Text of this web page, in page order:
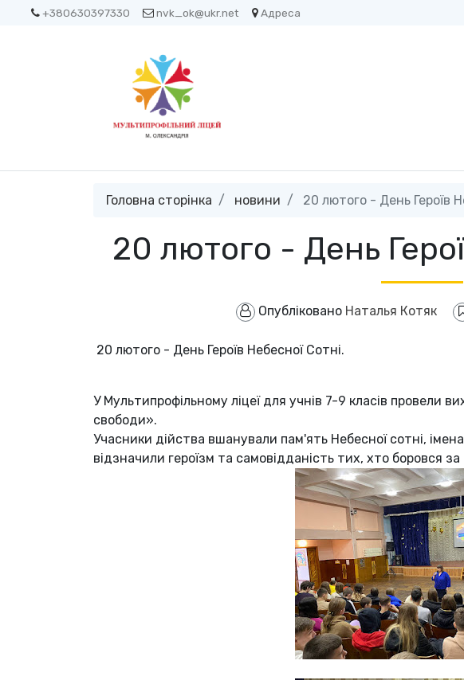
+380630397330 nvk_ok@ukr.net Адреса
Головна сторінка новини 20 лютого - День Героїв
20 лютого - День
Опубліковано Наталья Котяк
20 лютого - День Героїв Небесної Сотні.
У Мультипрофільному ліцеї для учнів 7-9 класів провели
свободи».
Учасники дійства вшанували пам'ять Небесної сотні,
відзначили героїзм та самовідданість тих, хто боровся